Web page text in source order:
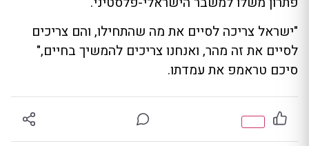
"ישראל צריכה לסיים את מה שהתחילו, והם צריכים
לסיים את זה מהר, ואנחנו צריכים להמשיך בחיים,"
סיכם טראמפ את עמדתו.